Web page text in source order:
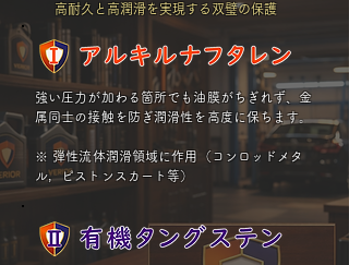
高耐久と高潤滑を実現する双璧の保護
強い圧力が加わる箇所でも油膜がちぎれず、金
属同士の接触を防ぎ潤滑性を高度に保ちます。
※ ​弾性流体潤滑領域に作用（コンロッドメタ
ル，ピストンスカート等）